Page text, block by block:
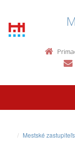
Mestské